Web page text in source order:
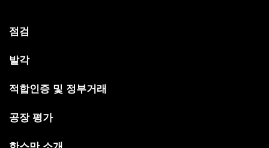
점검
발각
적합인증 및 정부거래
공장 평가